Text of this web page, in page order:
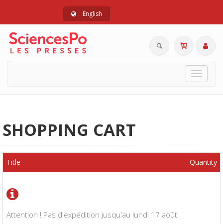
English
Toggle
SHOPPING CART
Attention ! Pas d'expédition jusqu'au lundi 17 août
Title Quantity